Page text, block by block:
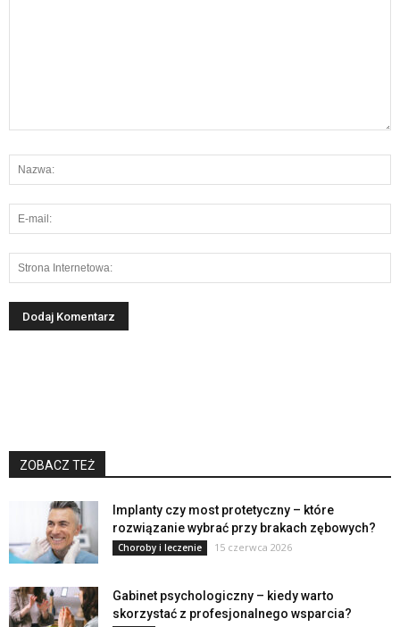
ZOBACZ TEŻ
Implanty czy most protetyczny – które
rozwiązanie wybrać przy brakach zębowych?
Choroby i leczenie 15 czerwca 2026
Gabinet psychologiczny – kiedy warto
skorzystać z profesjonalnego wsparcia?